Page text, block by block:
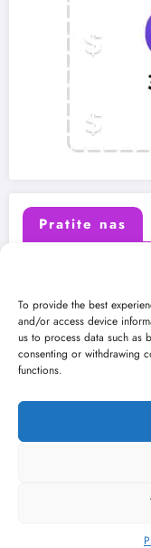
To provide the best
and/or access device
us to process data such as
consenting or withdrawing
functions.
Pratite nas
Instagram
O